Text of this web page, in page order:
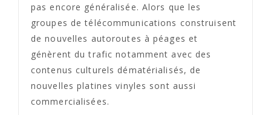
pas encore généralisée. Alors que les
groupes de télécommunications construisent
de nouvelles autoroutes à péages et
génèrent du trafic notamment avec des
contenus culturels dématérialisés, de
nouvelles platines vinyles sont aussi
commercialisées.